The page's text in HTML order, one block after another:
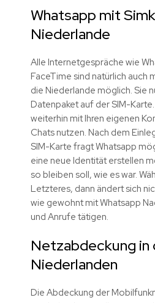
Whatsapp mit
Niederlande
Alle Internetgespräche wie
FaceTime sind natürlich auch
die Niederlande möglich. Sie
Datenpaket auf der SIM-
weiterhin mit Ihren eigenen
Chats nutzen. Nach dem
SIM-Karte fragt Whatsapp
eine neue Identität erstellen
so bleiben soll, wie es war.
Letzteres, dann ändert sich
wie gewohnt mit Whatsapp
und Anrufe tätigen.
Netzabdeckung in
Niederlanden
Die Abdeckung der